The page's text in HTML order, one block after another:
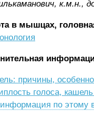
к.м.н.,
в мышцах,
причины,
голоса,
по этому